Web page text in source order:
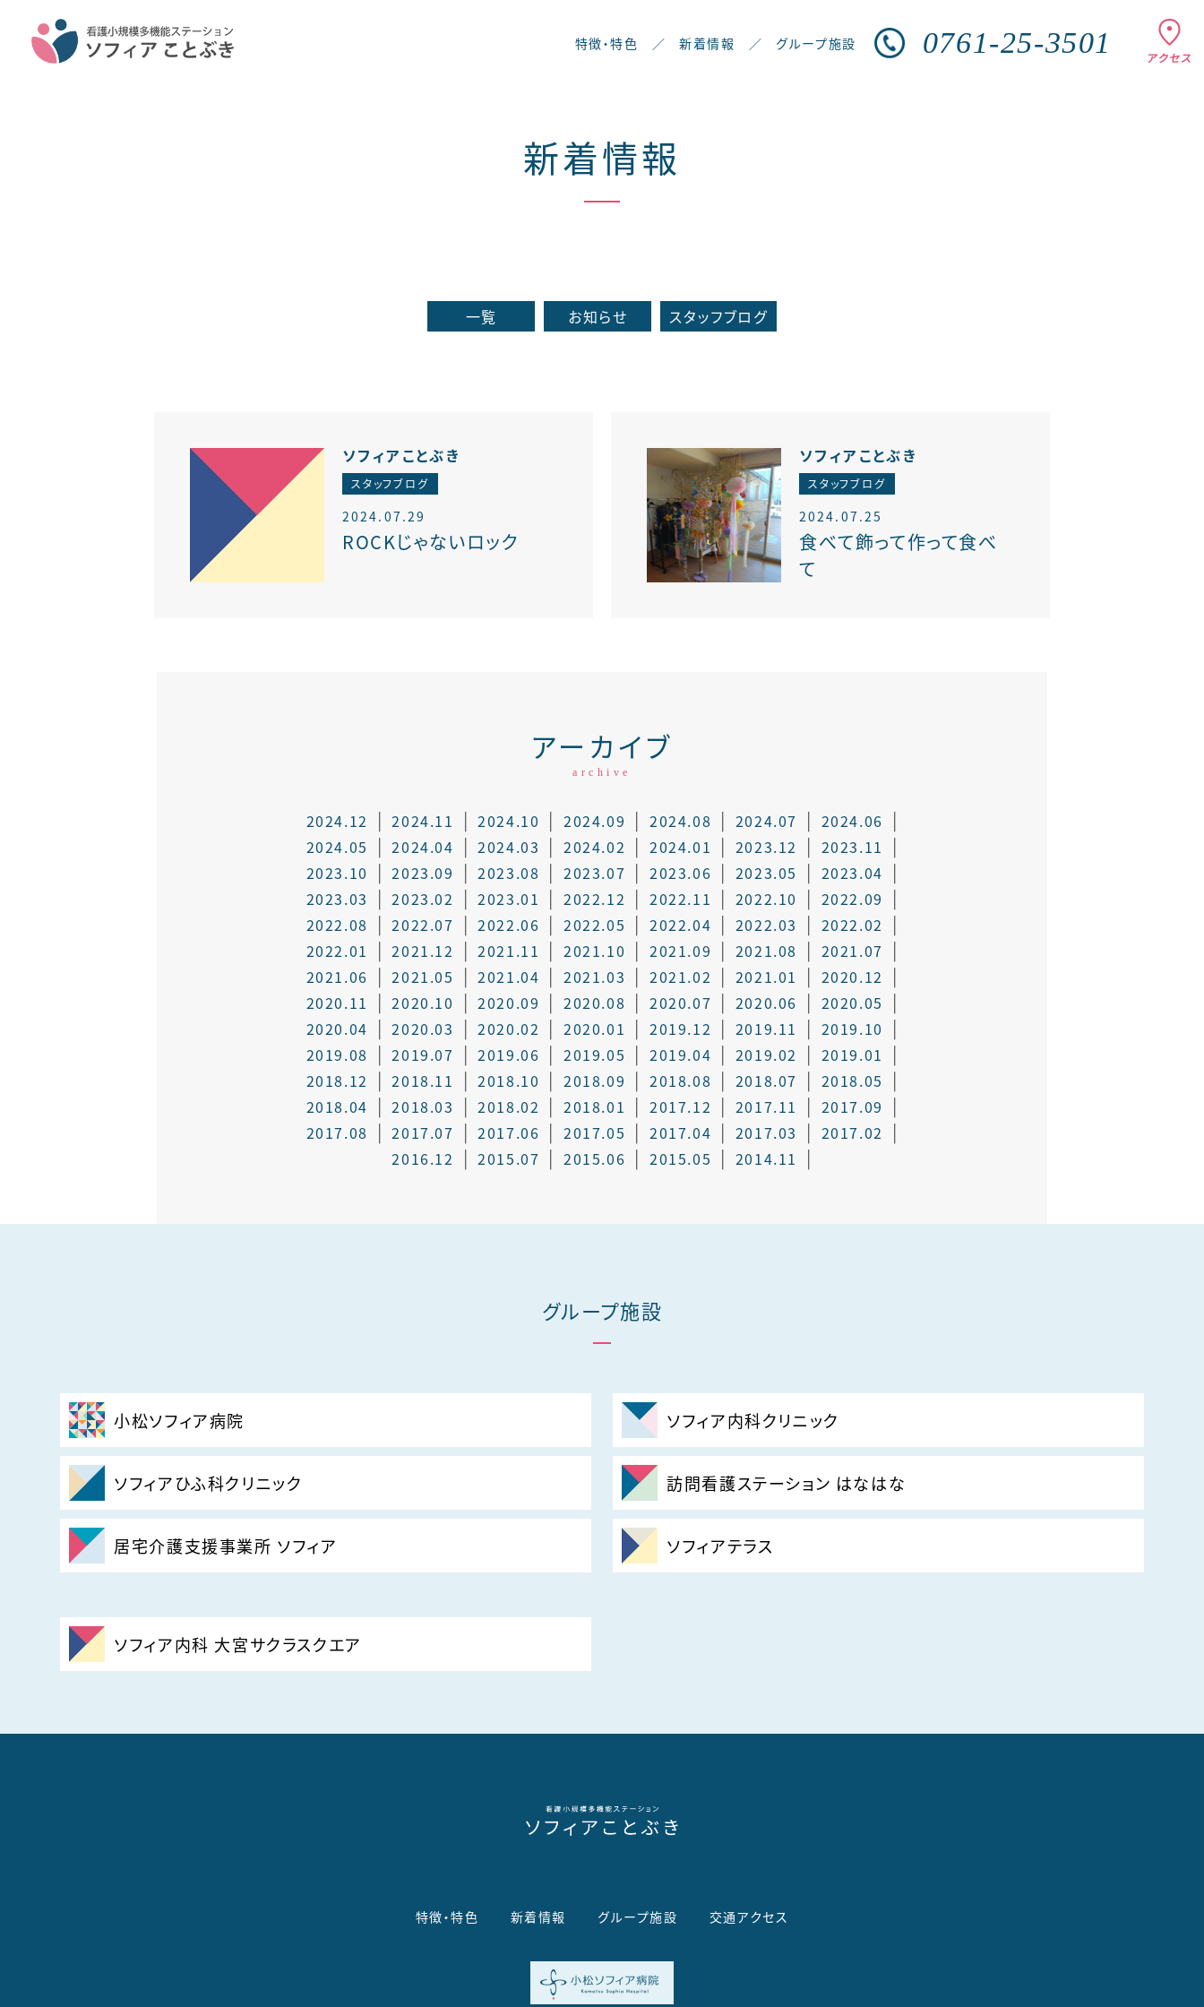
特徴・特色 ／ 新着情報 ／ グループ施設 0761-25-3501
新着情報
一覧 お知らせ スタッフブログ
ソフィアことぶき
スタッフブログ
2024.07.29
ROCKじゃないロック
ソフィアことぶき
スタッフブログ
2024.07.25
食べて飾って作って食べ
て
アーカイブ
archive
2024.12 2024.11 2024.10 2024.09 2024.08 2024.07
2024.06
2024.05
2024.04 2024.03 2024.02 2024.01 2023.12
2023.11
2023.10
2023.09 2023.08 2023.07 2023.06 2023.05
2023.04
2023.03
2023.02 2023.01 2022.12 2022.11 2022.10
2022.09
2022.08
2022.07 2022.06 2022.05 2022.04 2022.03
2022.02
2022.01
2021.12 2021.11 2021.10 2021.09 2021.08
2021.07
2021.06
2021.05 2021.04 2021.03 2021.02 2021.01
2020.12
2020.11
2020.10 2020.09 2020.08 2020.07 2020.06
2020.05
2020.04
2020.03 2020.02 2020.01 2019.12 2019.11
2019.10
2019.08
2019.07 2019.06 2019.05 2019.04 2019.02
2019.01
2018.12
2018.11 2018.10 2018.09 2018.08 2018.07
2018.05
2018.04
2018.03 2018.02 2018.01 2017.12 2017.11
2017.09
2017.08
2017.07 2017.06 2017.05 2017.04 2017.03
2017.02
2016.12
2015.07 2015.06 2015.05 2014.11
グループ施設
小松ソフィア病院 ソフィア内科クリニック
ソフィアひふ科クリニック 訪問看護ステーション はなはな
居宅介護支援事業所 ソフィア ソフィアテラス
ソフィア内科 大宮サクラスクエア
特徴・特色 新着情報 グループ施設 交通アクセス